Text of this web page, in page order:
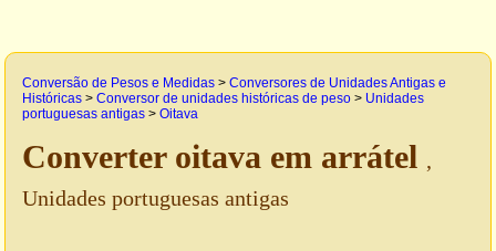
Conversão de Pesos e Medidas > Conversores de Unidades Antigas e
Históricas > Conversor de unidades históricas de peso > Unidades
portuguesas antigas > Oitava
Converter oitava em arrátel ,
Unidades portuguesas antigas